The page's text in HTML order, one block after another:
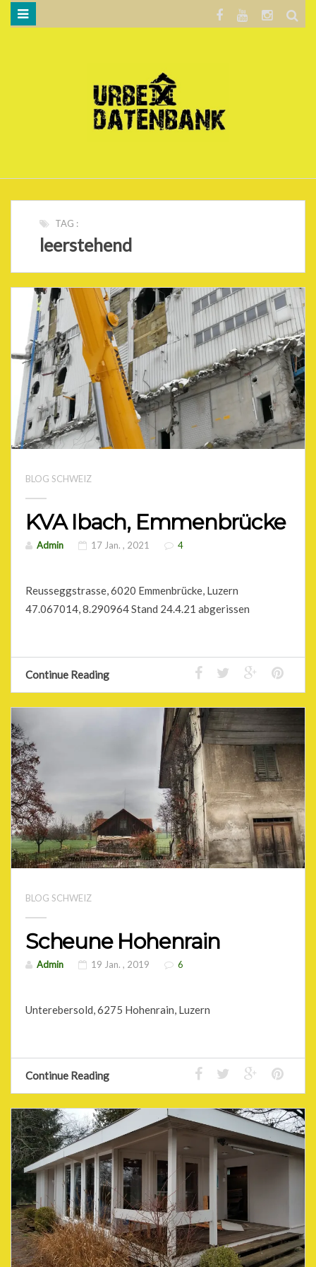
DATENSCHUTZERKLÄRUNG
TAG :
leerstehend
BLOG SCHWEIZ
KVA Ibach, Emmenbrücke
Admin 17 Jan. , 2021 4
Reusseggstrasse, 6020 Emmenbrücke, Luzern
47.067014, 8.290964 Stand 24.4.21 abgerissen
Continue Reading
BLOG SCHWEIZ
Scheune Hohenrain
Admin 19 Jan. , 2019 6
Unterebersold, 6275 Hohenrain, Luzern
Continue Reading